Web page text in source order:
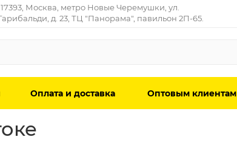
Москва, метро Новые Черемушки, ул.
д. 23, ТЦ "Панорама", павильон 2П-65.
Оплата и доставка Оптовым клиентам